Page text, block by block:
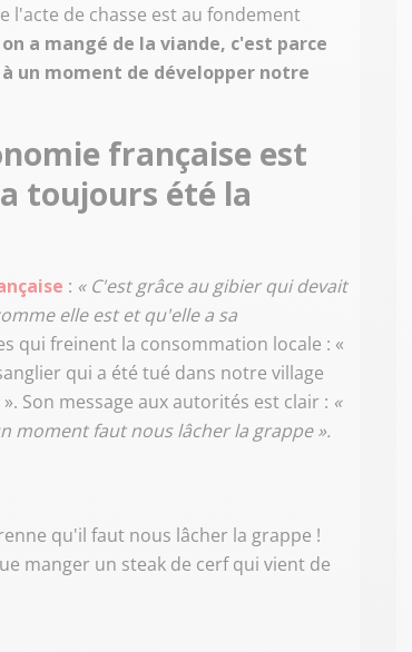
l'acte de chasse est au fondement
a mangé de la viande, c'est parce
un moment de développer notre
française est
toujours été la
: « C'est grâce au gibier qui devait
elle est et qu'elle a sa
qui freinent la consommation locale : «
qui a été tué dans notre village
Son message aux autorités est clair : «
faut nous lâcher la grappe ».
qu'il faut nous lâcher la grappe !
manger un steak de cerf qui vient de